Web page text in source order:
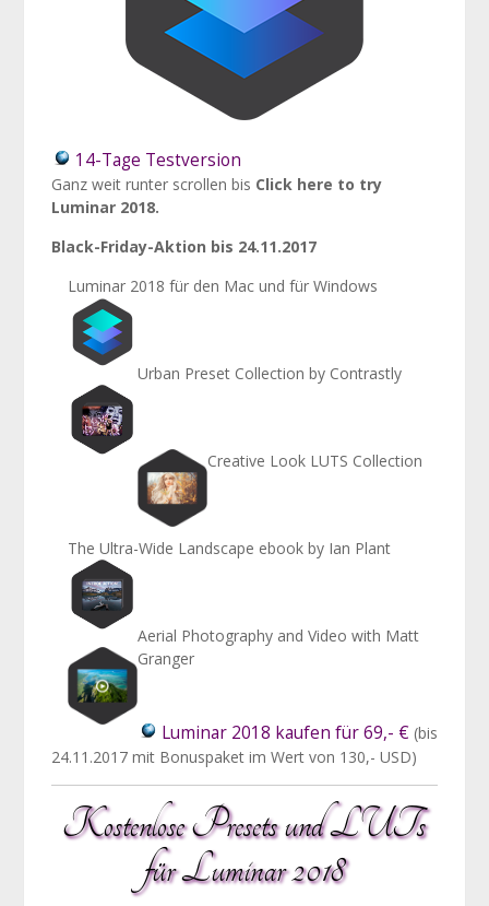
14-Tage Testversion
Ganz weit runter scrollen bis Click here to try
Luminar 2018.
Black-Friday-Aktion bis 24.11.2017
Luminar 2018 für den Mac und für Windows
Urban Preset Collection by Contrastly
Creative Look LUTS Collection
The Ultra-Wide Landscape ebook by Ian Plant
Aerial Photography and Video with Matt
Granger
Luminar 2018 kaufen für 69,- € (bis
24.11.2017 mit Bonuspaket im Wert von 130,- USD)
Kostenlose Presets und LUTs
für Luminar 2018